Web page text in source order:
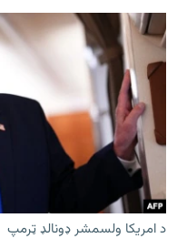
د امریکا ولسمشر ډونالډ ټرمپ